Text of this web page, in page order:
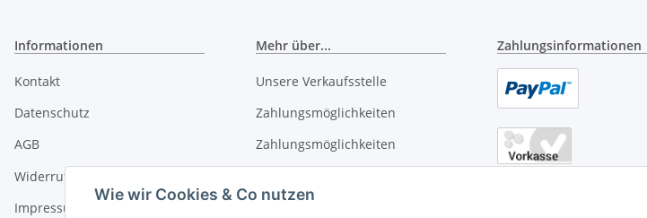
Wie wir Cookies & Co nutzen
Informationen
Kontakt
Datenschutz
AGB
Widerrufsrecht
Impressum
Mehr über...
Unsere Verkaufsstelle
Zahlungsmöglichkeiten
Zahlungsmöglichkeiten
Zahlungsinformationen